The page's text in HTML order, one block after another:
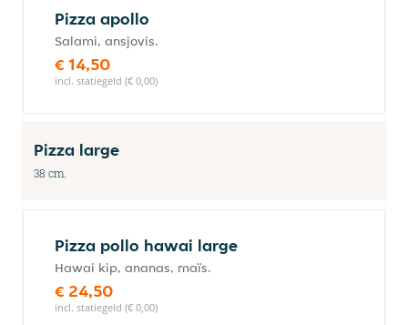
Pizza apollo
Salami, ansjovis.
€ 14,50
incl. statiegeld (€ 0,00)
Pizza large
38 cm.
Pizza pollo hawai large
Hawai kip, ananas, maïs.
€ 24,50
incl. statiegeld (€ 0,00)